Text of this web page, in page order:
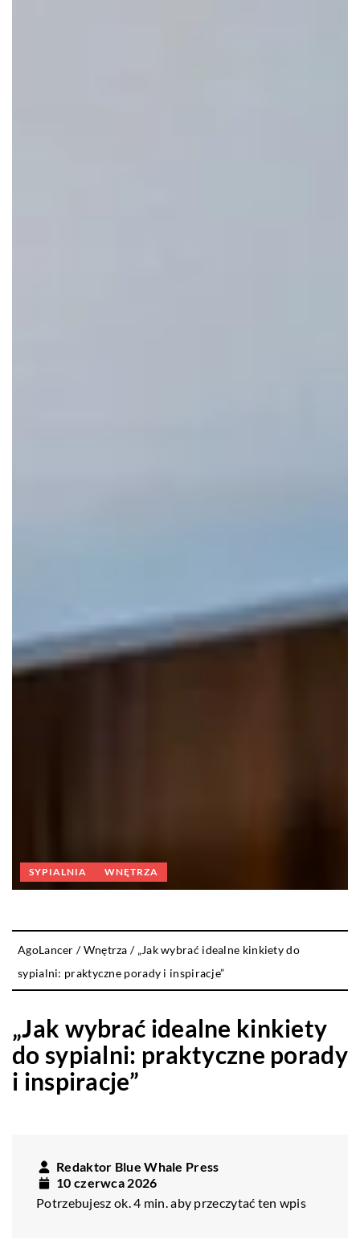
SYPIALNIA WNĘTRZA
AgoLancer /Wnętrza / „Jak wybrać idealne kinkiety do
sypialni: praktyczne porady i inspiracje”
„Jak wybrać idealne kinkiety
do sypialni: praktyczne porady
i inspiracje”
Redaktor Blue Whale Press
10 czerwca 2026
Potrzebujesz ok. 4 min. aby przeczytać ten wpis